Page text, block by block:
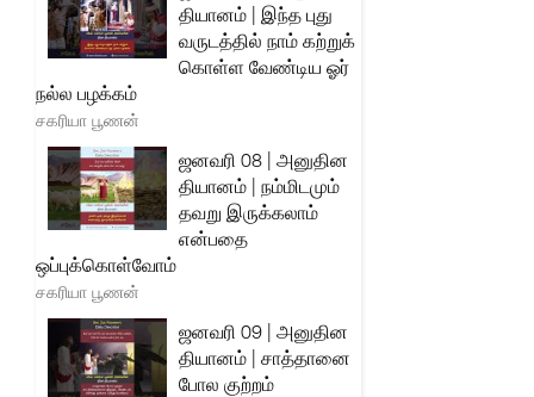
தியானம் | இந்த புது
வருடத்தில் நாம் கற்றுக்
கொள்ள வேண்டிய ஓர்
நல்ல பழக்கம்
சகரியா பூணன்
ஜனவரி 08 | அனுதின
தியானம் | நம்மிடமும்
தவறு இருக்கலாம்
என்பதை
ஒப்புக்கொள்வோம்
சகரியா பூணன்
ஜனவரி 09 | அனுதின
தியானம் | சாத்தானை
போல குற்றம்